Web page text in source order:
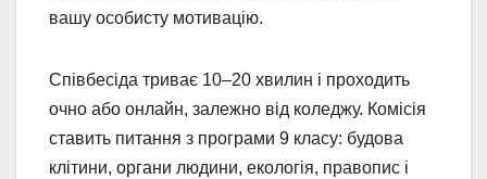
вашу особисту мотивацію.
Співбесіда триває 10–20 хвилин і проходить
очно або онлайн, залежно від коледжу. Комісія
ставить питання з програми 9 класу: будова
клітини, органи людини, екологія, правопис і